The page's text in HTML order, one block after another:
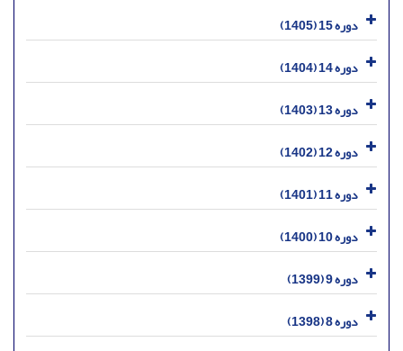
دوره 15 (1405)
دوره 14 (1404)
دوره 13 (1403)
دوره 12 (1402)
دوره 11 (1401)
دوره 10 (1400)
دوره 9 (1399)
دوره 8 (1398)